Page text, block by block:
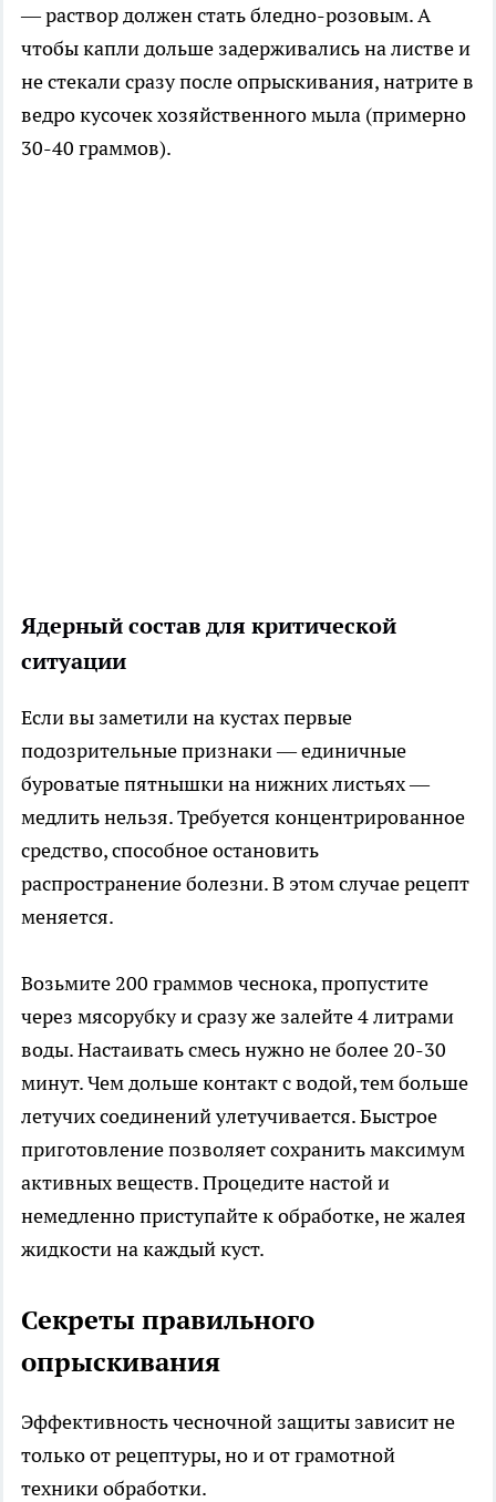
— раствор должен стать бледно-розовым. А
чтобы капли дольше задерживались на листве и
не стекали сразу после опрыскивания, натрите в
ведро кусочек хозяйственного мыла (примерно
30-40 граммов).
Ядерный состав для критической
ситуации
Если вы заметили на кустах первые
подозрительные признаки — единичные
буроватые пятнышки на нижних листьях —
медлить нельзя. Требуется концентрированное
средство, способное остановить
распространение болезни. В этом случае рецепт
меняется.
Возьмите 200 граммов чеснока, пропустите
через мясорубку и сразу же залейте 4 литрами
воды. Настаивать смесь нужно не более 20-30
минут. Чем дольше контакт с водой, тем больше
летучих соединений улетучивается. Быстрое
приготовление позволяет сохранить максимум
активных веществ. Процедите настой и
немедленно приступайте к обработке, не жалея
жидкости на каждый куст.
Секреты правильного
опрыскивания
Эффективность чесночной защиты зависит не
только от рецептуры, но и от грамотной
техники обработки.